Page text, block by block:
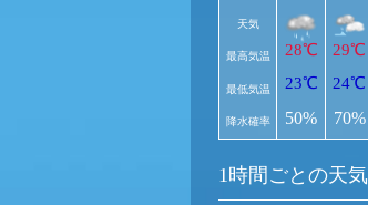
天気
最高気温
最低気温
降水確率
28℃
23℃
50%
29℃
24℃
70%
1時間ごとの天気